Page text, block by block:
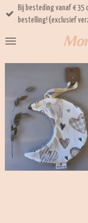
Ga
direct
de
Bij besteding vanaf € 35
bestelling! (exclusief